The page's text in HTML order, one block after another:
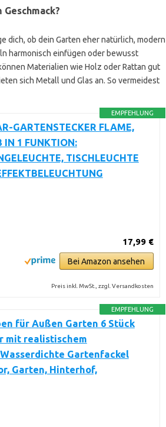
dich, ob dein Garten eher natürlich, modern
harmonisch einfügen oder bewusst
Materialien wie Holz oder Rattan gut
sich Metall und Glas an. So vermeidest
EMPFEHLUNG
GARTENSTECKER FLAME,
IN 1 FUNKTION:
TISCHLEUCHTE
17,99 €
Bei Amazon ansehen
Preis inkl. MwSt., zzgl. Versandkosten
EMPFEHLUNG
für Außen Garten 6 Stück
mit realistischem
Gartenfackel
Garten, Hinterhof,